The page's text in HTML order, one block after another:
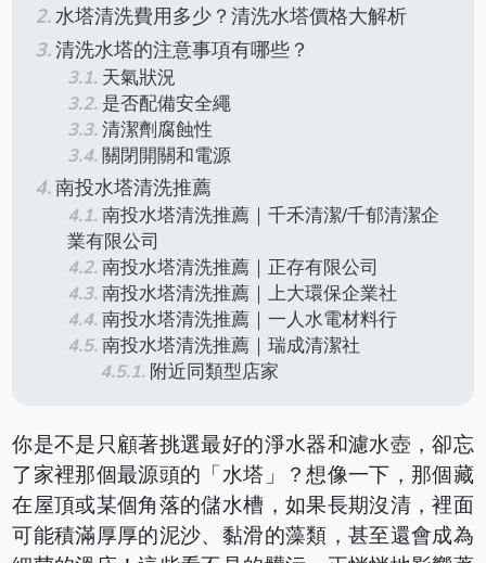
水塔清洗費用多少？清洗水塔價格大解析
清洗水塔的注意事項有哪些？
天氣狀況
是否配備安全繩
清潔劑腐蝕性
關閉開關和電源
南投水塔清洗推薦
南投水塔清洗推薦｜千禾清潔/千郁清潔企
業有限公司
南投水塔清洗推薦｜正存有限公司
南投水塔清洗推薦｜上大環保企業社
南投水塔清洗推薦｜一人水電材料行
南投水塔清洗推薦｜瑞成清潔社
附近同類型店家
你是不是只顧著挑選最好的淨水器和濾水壺，卻忘
了家裡那個最源頭的「水塔」？想像一下，那個藏
在屋頂或某個角落的儲水槽，如果長期沒清，裡面
可能積滿厚厚的泥沙、黏滑的藻類，甚至還會成為